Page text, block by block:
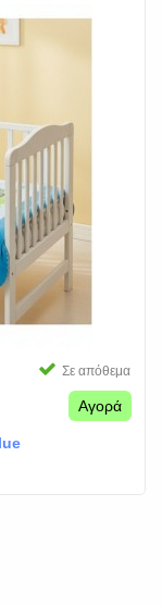
Σε απόθεμα
Αγορά